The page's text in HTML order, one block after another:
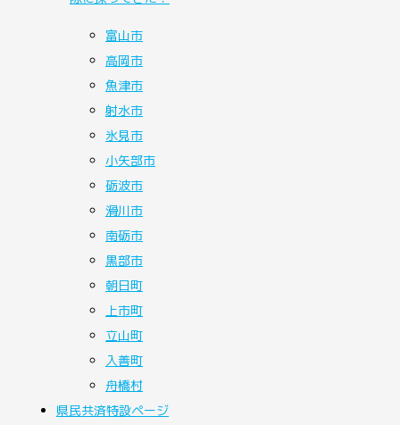
富山市
高岡市
魚津市
射水市
氷見市
小矢部市
砺波市
滑川市
南砺市
黒部市
朝日町
上市町
立山町
入善町
舟橋村
県民共済特設ページ